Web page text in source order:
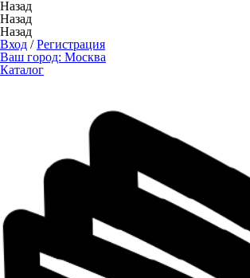
Назад
Назад
Назад
Вход /Регистрация
Ваш город: Москва
Каталог